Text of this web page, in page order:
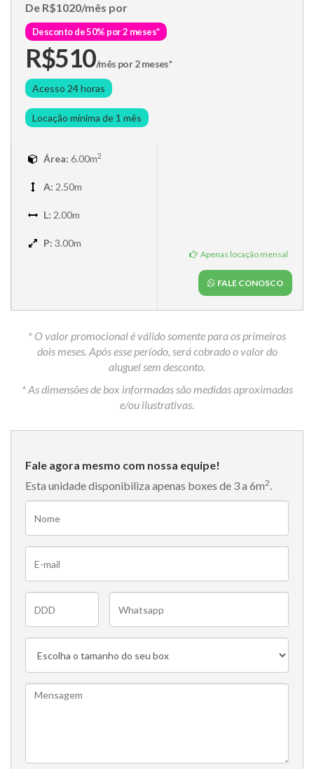
De R$1020/mês por
Desconto de 50% por 2 meses*
R$510/mês por 2 meses*
Acesso 24 horas
Locação mínima de 1 mês
Área: 6.00m2
A: 2.50m
L: 2.00m
P: 3.00m
Apenas locação mensal
FALE CONOSCO
* O valor promocional é válido somente para os primeiros
dois meses. Após esse período, será cobrado o valor do
aluguel sem desconto.
* As dimensões de box informadas são medidas aproximadas
e/ou ilustrativas.
Fale agora mesmo com nossa equipe!
Esta unidade disponibiliza apenas boxes de 3 a 6m2.
Nome
E-
mail
DDD Fone
Select
list:
Mensagem